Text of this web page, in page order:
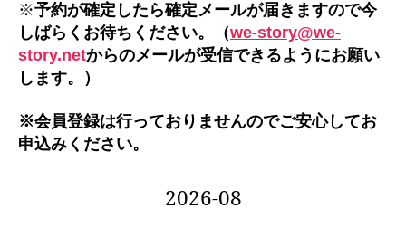
※予約が確定したら確定メールが届きますので今
しばらくお待ちください。（we-story@we-
story.netからのメールが受信できるようにお願い
します。）
※会員登録は行っておりませんのでご安心してお
申込みください。
2026-08